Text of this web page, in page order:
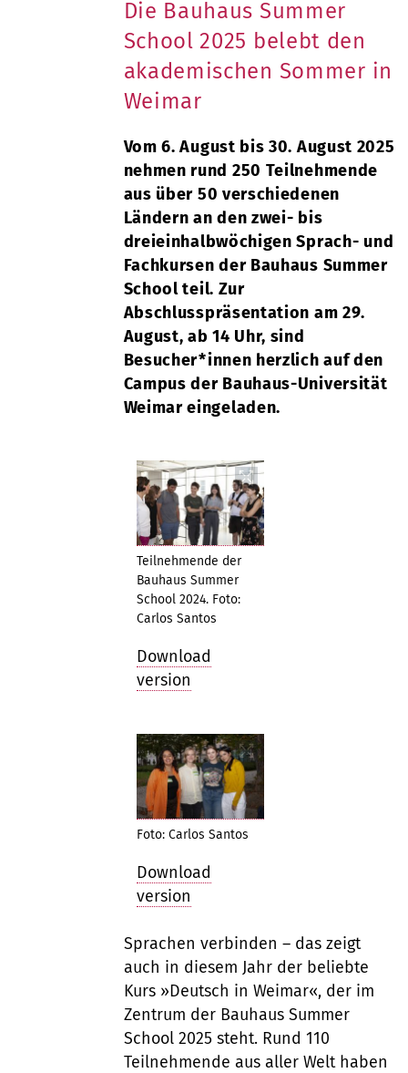
Teilnehmende der
Bauhaus Summer
School 2024. Foto:
Carlos Santos
Download
version
Foto: Carlos Santos
Download
version
Die Bauhaus Summer
School 2025 belebt den
akademischen Sommer in
Weimar
Vom 6. August bis 30. August 2025
nehmen rund 250 Teilnehmende
aus über 50 verschiedenen
Ländern an den zwei- bis
dreieinhalbwöchigen Sprach- und
Fachkursen der Bauhaus Summer
School teil. Zur
Abschlusspräsentation am 29.
August, ab 14 Uhr, sind
Besucher*innen herzlich auf den
Campus der Bauhaus-Universität
Weimar eingeladen.
Sprachen verbinden – das zeigt
auch in diesem Jahr der beliebte
Kurs »Deutsch in Weimar«, der im
Zentrum der Bauhaus Summer
School 2025 steht. Rund 110
Teilnehmende aus aller Welt haben